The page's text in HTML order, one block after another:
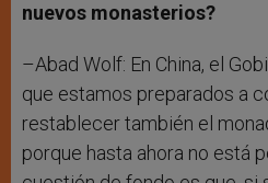
nuevos monasterios?
–Abad Wolf: En China, el
que estamos preparados a
restablecer también el
porque hasta ahora no está